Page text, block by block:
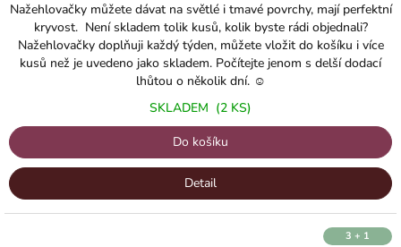
Nažehlovačky můžete dávat na světlé i tmavé povrchy, mají perfektní
kryvost. Není skladem tolik kusů, kolik byste rádi objednali?
Nažehlovačky doplňuji každý týden, můžete vložit do košíku i více
kusů než je uvedeno jako skladem. Počítejte jenom s delší dodací
lhůtou o několik dní. ☺️
SKLADEM (2 KS)
Do košíku
Detail
3 + 1